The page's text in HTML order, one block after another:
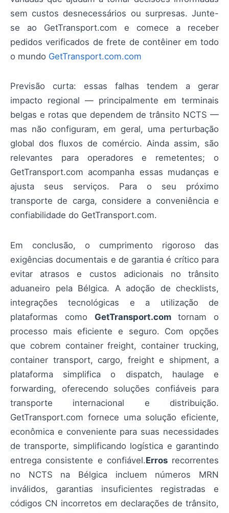
sem custos desnecessários ou surpresas. Junte-
se ao GetTransport.com e comece a receber
pedidos verificados de frete de contêiner em todo
o mundo GetTransport.com.com
Previsão curta: essas falhas tendem a gerar
impacto regional — principalmente em terminais
belgas e rotas que dependem de trânsito NCTS —
mas não configuram, em geral, uma perturbação
global dos fluxos de comércio. Ainda assim, são
relevantes para operadores e remetentes; o
GetTransport.com acompanha essas mudanças e
ajusta seus serviços. Para o seu próximo
transporte de carga, considere a conveniência e
confiabilidade do GetTransport.com.
Em conclusão, o cumprimento rigoroso das
exigências documentais e de garantia é crítico para
evitar atrasos e custos adicionais no trânsito
aduaneiro pela Bélgica. A adoção de checklists,
integrações tecnológicas e a utilização de
plataformas como GetTransport.comtornam o
processo mais eficiente e seguro. Com opções
que cobrem container freight, container trucking,
container transport, cargo, freight e shipment, a
plataforma simplifica o dispatch, haulage e
forwarding, oferecendo soluções confiáveis para
transporte internacional e distribuição.
GetTransport.com fornece uma solução eficiente,
econômica e conveniente para suas necessidades
de transporte, simplificando logística e garantindo
entrega consistente e confiável.Errosrecorrentes
no NCTS na Bélgica incluem números MRN
inválidos, garantias insuficientes registradas e
códigos CN incorretos em declarações de trânsito,